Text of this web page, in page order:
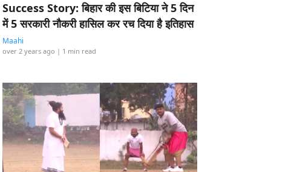
Success Story: बिहार की इस बिटिया ने 5 दिन
में 5 सरकारी नौकरी हासिल कर रच दिया है इतिहास
Maahi
over 2 years ago | 1 min read